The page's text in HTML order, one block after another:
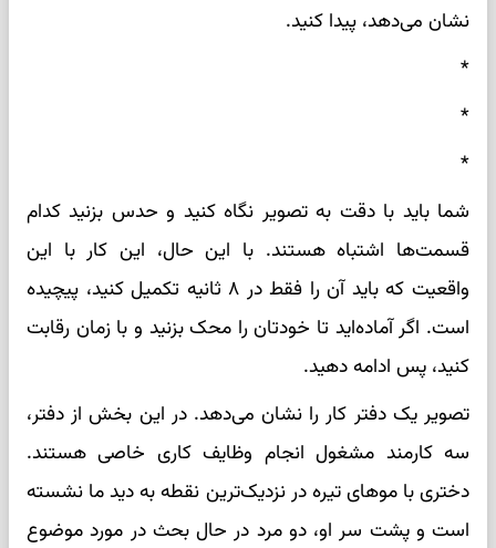
نشان می‌دهد، پیدا کنید.
*
*
*
شما باید با دقت به تصویر نگاه کنید و حدس بزنید کدام
قسمت‌ها اشتباه هستند. با این حال، این کار با این
واقعیت که باید آن را فقط در ۸ ثانیه تکمیل کنید، پیچیده
است. اگر آماده‌اید تا خودتان را محک بزنید و با زمان رقابت
کنید، پس ادامه دهید.
تصویر یک دفتر کار را نشان می‌دهد. در این بخش از دفتر،
سه کارمند مشغول انجام وظایف کاری خاصی هستند.
دختری با موهای تیره در نزدیک‌ترین نقطه به دید ما نشسته
است و پشت سر او، دو مرد در حال بحث در مورد موضوع